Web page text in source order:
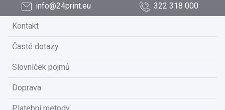
info@24print.eu 322 318 000
Kontakt
Časté dotazy
Slovníček pojmů
Doprava